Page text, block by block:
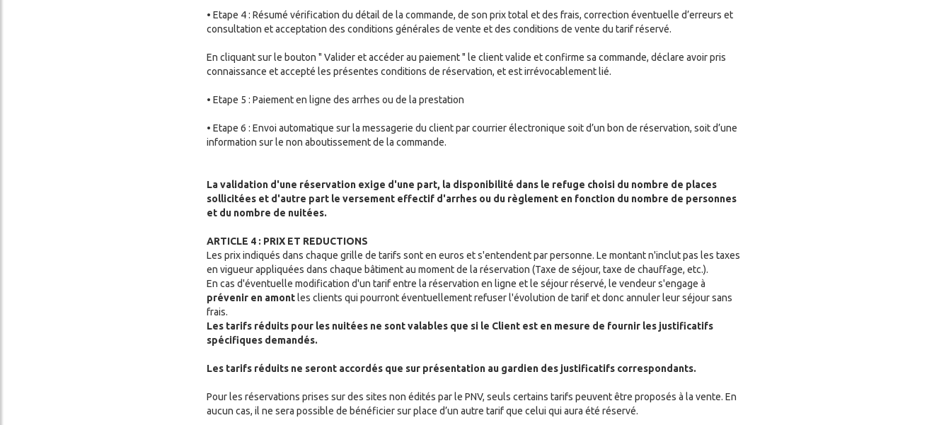
• Etape 4 : Résumé vérification du détail de la commande, de son prix total et des frais, correction éventuelle d’erreurs et
consultation et acceptation des conditions générales de vente et des conditions de vente du tarif réservé.
En cliquant sur le bouton " Valider et accéder au paiement " le client valide et confirme sa commande, déclare avoir pris
connaissance et accepté les présentes conditions de réservation, et est irrévocablement lié.
• Etape 5 : Paiement en ligne des arrhes ou de la prestation
• Etape 6 : Envoi automatique sur la messagerie du client par courrier électronique soit d’un bon de réservation, soit d’une
information sur le non aboutissement de la commande.
La validation d'une réservation exige d'une part, la disponibilité dans le refuge choisi du nombre de places
sollicitées et d'autre part le versement effectif d'arrhes ou du règlement en fonction du nombre de personnes
et du nombre de nuitées.
ARTICLE 4 : PRIX ET REDUCTIONS
Les prix indiqués dans chaque grille de tarifs sont en euros et s'entendent par personne. Le montant n'inclut pas les taxes
en vigueur appliquées dans chaque bâtiment au moment de la réservation (Taxe de séjour, taxe de chauffage, etc.).
En cas d'éventuelle modification d'un tarif entre la réservation en ligne et le séjour réservé, le vendeur s'engage à
prévenir en amontles clients qui pourront éventuellement refuser l'évolution de tarif et donc annuler leur séjour sans
frais.
Les tarifs réduits pour les nuitées ne sont valables que si le Client est en mesure de fournir les justificatifs
spécifiques demandés.
Les tarifs réduits ne seront accordés que sur présentation au gardien des justificatifs correspondants.
Pour les réservations prises sur des sites non édités par le PNV, seuls certains tarifs peuvent être proposés à la vente. En
aucun cas, il ne sera possible de bénéficier sur place d’un autre tarif que celui qui aura été réservé.